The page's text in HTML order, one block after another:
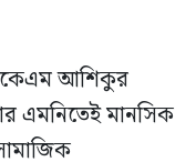
আশিকুর
এমনিতেই মানসিক